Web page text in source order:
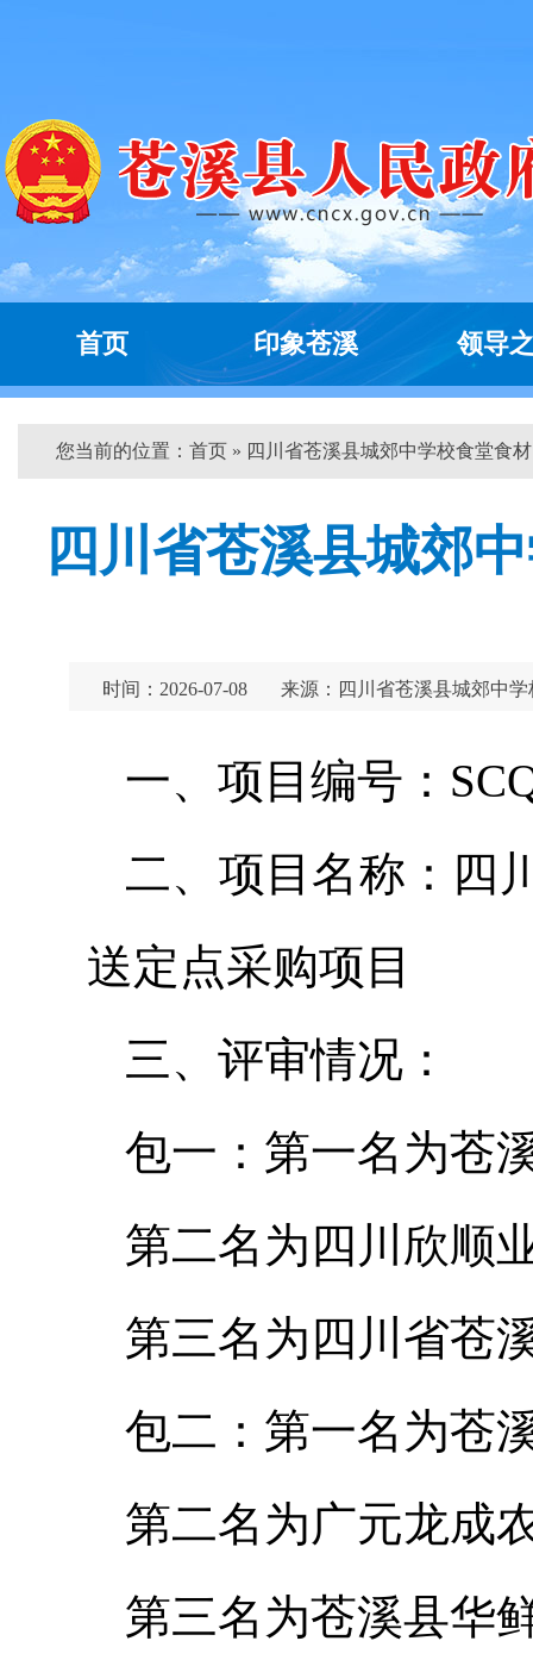
首页 印象苍溪 领导
您当前的位置： 首页 » 四川省苍溪县城郊中学校食堂食
四川省苍溪县城郊
时间：2026-07-08 来源：四川省苍溪县城郊中学
一、项目编号：
二、项目名称：四
送定点采购项目
三、评审情况：
包一：第一名为苍
第二名为四川欣顺
第三名为四川省苍
包二：第一名为苍
第二名为广元龙成
第三名为苍溪县华